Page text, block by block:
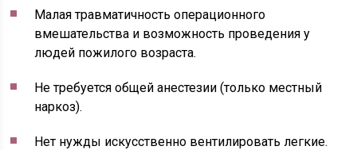
Малая травматичность операционного
вмешательства и возможность проведения у
людей пожилого возраста.
Не требуется общей анестезии (только местный
наркоз).
Нет нужды искусственно вентилировать легкие.